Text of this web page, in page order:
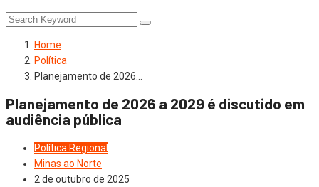
Home
Política
Planejamento de 2026…
Planejamento de 2026 a 2029 é discutido em
audiência pública
Política Regional
Minas ao Norte
2 de outubro de 2025